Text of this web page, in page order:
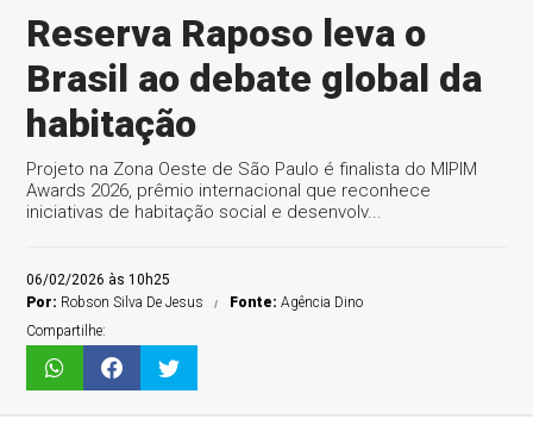
Reserva Raposo leva o
Brasil ao debate global da
habitação
Projeto na Zona Oeste de São Paulo é finalista do MIPIM
Awards 2026, prêmio internacional que reconhece
iniciativas de habitação social e desenvolv...
06/02/2026 às 10h25
Por: Robson Silva De Jesus Fonte:Agência Dino
Compartilhe: